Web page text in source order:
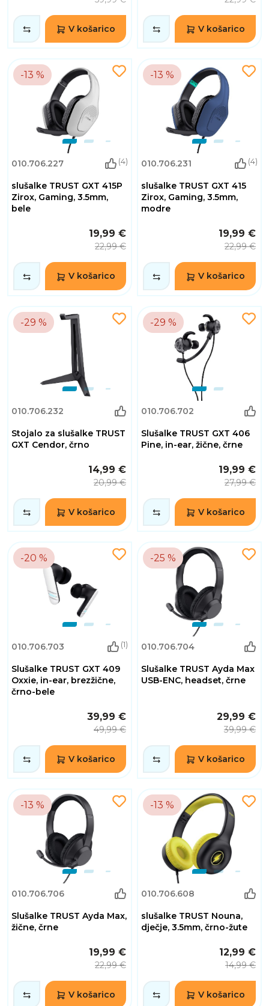
V košarico V košarico
-13 %
010.706.227 (4)
slušalke TRUST GXT 415P
Zirox, Gaming, 3.5mm,
bele
19,99 €
22,99 €
V košarico
-13 %
010.706.231 (4)
slušalke TRUST GXT 415
Zirox, Gaming, 3.5mm,
modre
19,99 €
22,99 €
V košarico
-29 %
010.706.232
Stojalo za slušalke TRUST
GXT Cendor, črno
14,99 €
20,99 €
V košarico
-29 %
010.706.702
Slušalke TRUST GXT 406
Pine, in-ear, žične, črne
19,99 €
27,99 €
V košarico
-20 %
010.706.703 (1)
Slušalke TRUST GXT 409
Oxxie, in-ear, brezžične,
črno-bele
39,99 €
49,99 €
V košarico
-25 %
010.706.704
Slušalke TRUST Ayda Max
USB-ENC, headset, črne
29,99 €
39,99 €
V košarico
-13 %
010.706.706
Slušalke TRUST Ayda Max,
žične, črne
19,99 €
22,99 €
V košarico
-13 %
010.706.608
slušalke TRUST Nouna,
dječje, 3.5mm, črno-žute
12,99 €
14,99 €
V košarico